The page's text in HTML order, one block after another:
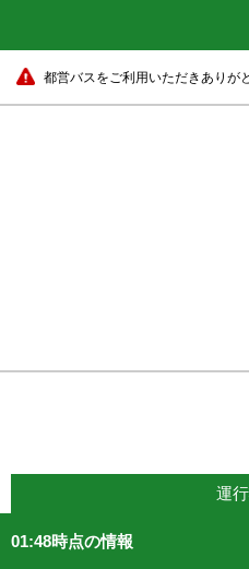
都営バスをご利用いただきありが
運
01:48時点の情報